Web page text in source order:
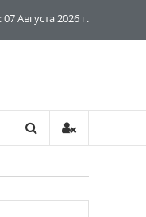
07 Августа 2026 г.